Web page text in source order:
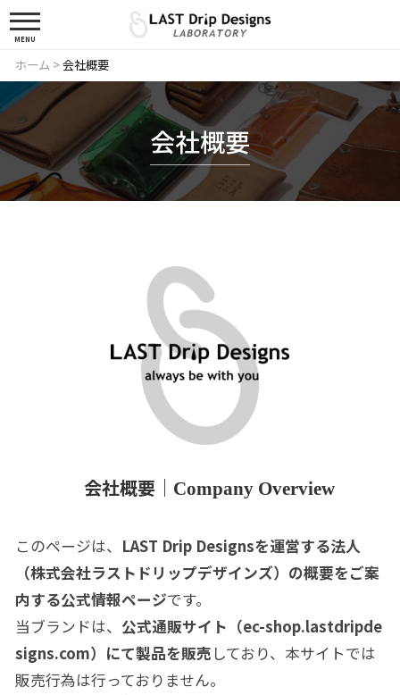
MENU
ホーム >会社概要
会社概要
会社概要｜ Company Overview
このページは、 LAST Drip Designsを運営する法人
（株式会社ラストドリップデザインズ）の概要をご案
内する公式情報ページです。
当ブランドは、 公式通販サイト（ec-shop.lastdripde
signs.com）にて製品を販売 しており、本サイトでは
販売行為は行っておりません。